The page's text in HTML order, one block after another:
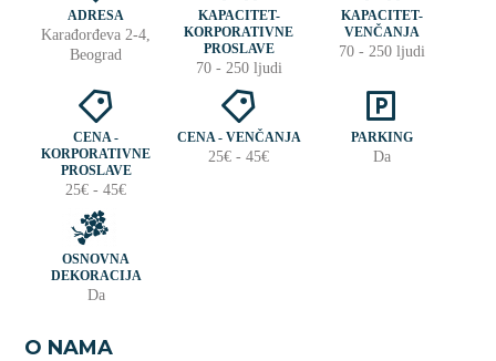
ADRESA
Karađorđeva 2-4,
Beograd
KAPACITET-
KORPORATIVNE
PROSLAVE
70 - 250 ljudi
KAPACITET-
VENČANJA
70 - 250 ljudi
CENA -
KORPORATIVNE
PROSLAVE
25€ - 45€
CENA - VENČANJA
25€ - 45€
PARKING
Da
OSNOVNA
DEKORACIJA
Da
O NAMA